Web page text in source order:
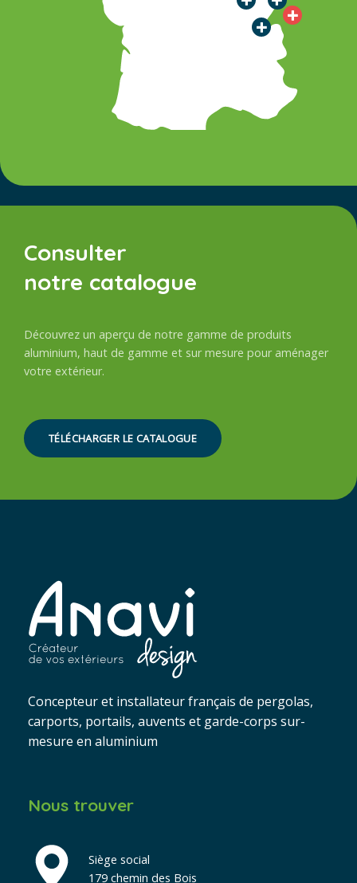
Consulter
notre catalogue
Découvrez un aperçu de notre gamme de produits
aluminium, haut de gamme et sur mesure pour aménager
votre extérieur.
TÉLÉCHARGER LE CATALOGUE
Concepteur et installateur français de pergolas,
carports, portails, auvents et garde-corps sur-
mesure en aluminium
Nous trouver
Siège social
179 chemin des Bois